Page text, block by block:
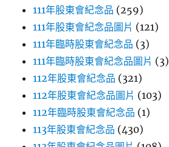
111年股東會紀念品 (259)
111年股東會紀念品圖片 (121)
111年臨時股東會紀念品 (3)
111年臨時股東會紀念品圖片 (3)
112年股東會紀念品 (321)
112年股東會紀念品圖片 (103)
112年臨時股東會紀念品 (1)
113年股東會紀念品 (430)